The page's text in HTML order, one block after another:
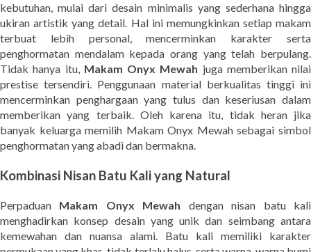
kebutuhan, mulai dari desain minimalis yang sederhana hingga
ukiran artistik yang detail. Hal ini memungkinkan setiap makam
terbuat lebih personal, mencerminkan karakter serta
penghormatan mendalam kepada orang yang telah berpulang.
Tidak hanya itu, Makam Onyx Mewah juga memberikan nilai
prestise tersendiri. Penggunaan material berkualitas tinggi ini
mencerminkan penghargaan yang tulus dan keseriusan dalam
memberikan yang terbaik. Oleh karena itu, tidak heran jika
banyak keluarga memilih Makam Onyx Mewah sebagai simbol
penghormatan yang abadi dan bermakna.
Kombinasi Nisan Batu Kali yang Natural
Perpaduan Makam Onyx Mewah dengan nisan batu kali
menghadirkan konsep desain yang unik dan seimbang antara
kemewahan dan nuansa alami. Batu kali memiliki karakter